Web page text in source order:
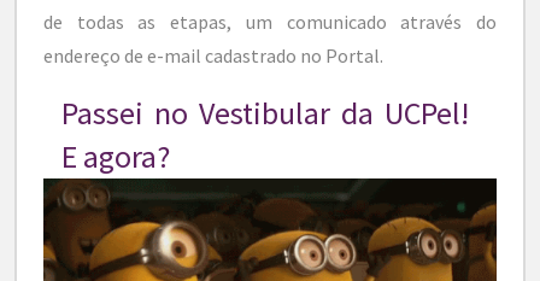
de todas as etapas, um comunicado através do
endereço de e-mail cadastrado no Portal.
Passei no Vestibular da UCPel!
E agora?